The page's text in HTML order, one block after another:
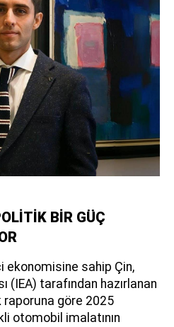
BİR GÜÇ
ekonomisine sahip Çin,
(IEA) tarafından hazırlanan
raporuna göre 2025
otomobil imalatının